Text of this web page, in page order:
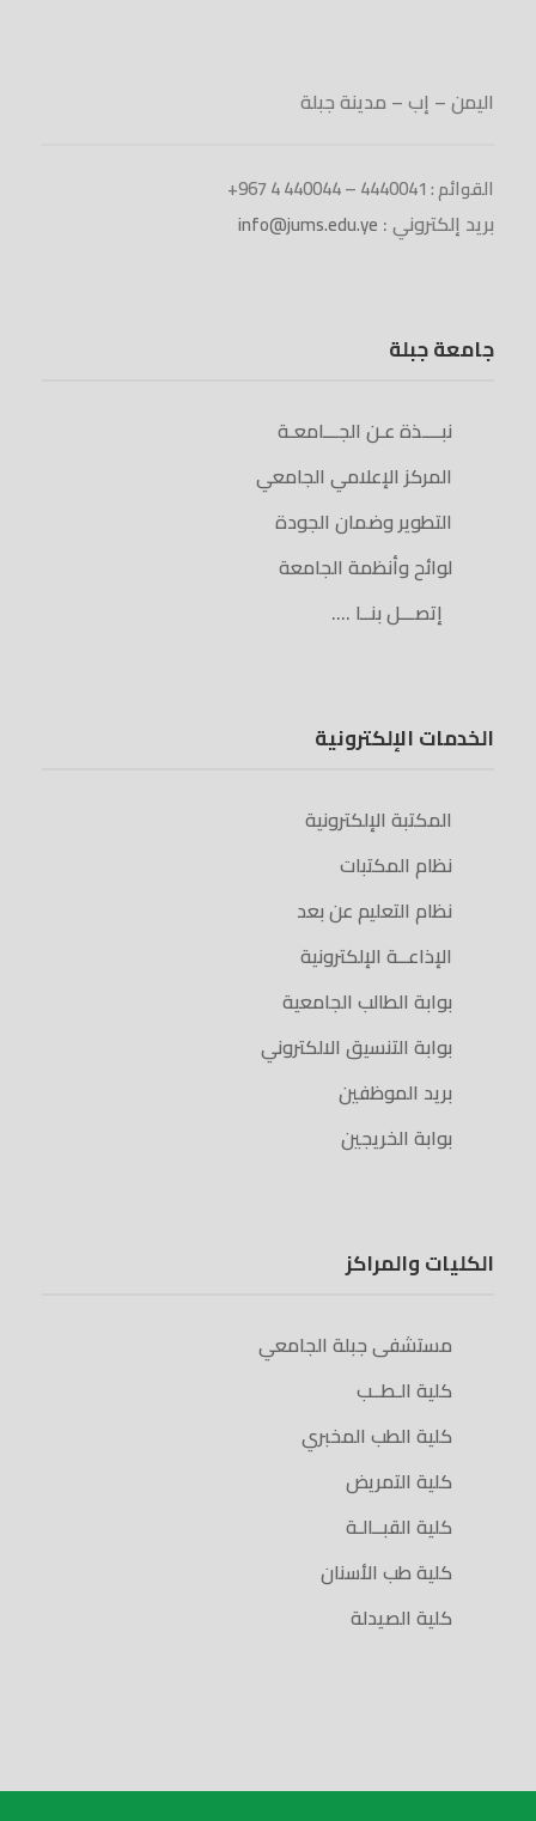
اليمن – إب – مدينة جبلة
القوائم : 4440041 – 440044 4 967+
بريد إلكتروني : info@jums.edu.ye
جامعة جبلة
نبــــذة عـن الجـــامعـة
المركز الإعلامي الجامعي
التطوير وضمان الجودة
لوائح وأنظمة الجامعة
إتصـــل بنــا ….
الخدمات الإلكترونية
المكتبة الإلكترونية
نظام المكتبات
نظام التعليم عن بعد
الإذاعــة الإلكترونية
بوابة الطالب الجامعية
بوابة التنسيق الالكتروني
بريد الموظفين
بوابة الخريجين
الكليات والمراكز
مستشفى جبلة الجامعي
كلية الـطــب
كلية الطب المخبري
كلية التمريض
كلية القبــالـة
كلية طب الأسنان
كلية الصيدلة